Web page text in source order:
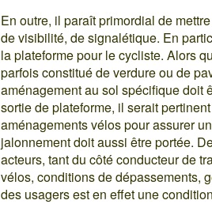
En outre, il paraît primordial de
de visibilité, de signalétique. En
la plateforme pour le cycliste. Alors
parfois constitué de verdure ou de
aménagement au sol spécifique doit
sortie de plateforme, il serait
aménagements vélos pour assurer
jalonnement doit aussi être portée.
acteurs, tant du côté conducteur de
vélos, conditions de dépassements,
des usagers est en effet une